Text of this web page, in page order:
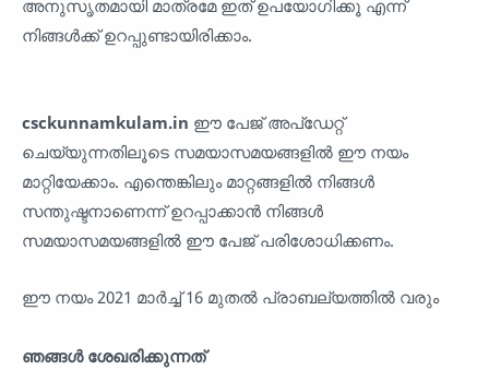
അനുസൃതമായി മാത്രമേ ഇത് ഉപയോഗിക്കൂ എന്ന്
നിങ്ങൾക്ക് ഉറപ്പുണ്ടായിരിക്കാം.
csckunnamkulam.in ഈ പേജ് അപ്‌ഡേറ്റ്
ചെയ്യുന്നതിലൂടെ സമയാസമയങ്ങളിൽ ഈ നയം
മാറ്റിയേക്കാം. എന്തെങ്കിലും മാറ്റങ്ങളിൽ നിങ്ങൾ
സന്തുഷ്ടനാണെന്ന് ഉറപ്പാക്കാൻ നിങ്ങൾ
സമയാസമയങ്ങളിൽ ഈ പേജ് പരിശോധിക്കണം.
ഈ നയം 2021 മാർച്ച് 16 മുതൽ പ്രാബല്യത്തിൽ വരും
ഞങ്ങൾ ശേഖരിക്കുന്നത്